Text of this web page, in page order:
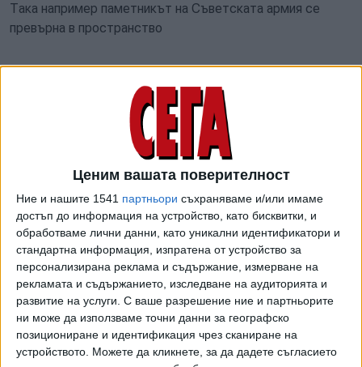
Ценим вашата поверителност
Ние и нашите 1541 партньори съхраняваме и/или имаме
достъп до информация на устройство, като бисквитки, и
обработваме лични данни, като уникални идентификатори и
стандартна информация, изпратена от устройство за
персонализирана реклама и съдържание, измерване на
рекламата и съдържанието, изследване на аудиторията и
развитие на услуги. С ваше разрешение ние и партньорите
ни може да използваме точни данни за географско
позициониране и идентификация чрез сканиране на
устройството. Можете да кликнете, за да дадете съгласието
Така например паметникът на Съветската армия се
превърна в пространство
за протестни или иронични оцветителски акции
- съвременно изкуство на автори като Destructive
Creation и други с по-малко талант, в обект на различни
граждански протести и ЛГБТ празници и на войнствена
руска пропаганда. Докато подготвяхме този текст, от
Бургас съобщиха, за поредно (четвърто) през
последните години посегателство срещу паметника на
Съветската армия в града — заливане с червена боя.
От скулптурен комплекс, посветен на паметта на
родната антифашистка съпротива, отчасти и заради по-
незабележимото си местоположение, Братската могила
изглежда се е превърнала в тренировъчен комплекс за
млади вандали, а както може да се предположи от